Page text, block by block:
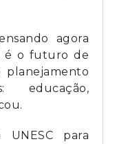
agora
é o futuro de
planejamento
para